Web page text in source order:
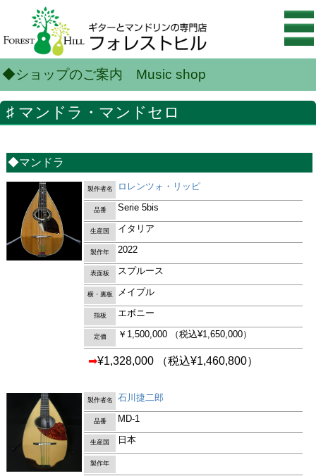
◆ショップのご案内 Music shop
♯ マンドラ・マンドセロ
◆マンドラ
製作者名 ロレンツォ・リッピ
品番 Serie 5bis
生産国 イタリア
製作年 2022
表面板 スプルース
横・裏板 メイプル
指板 エボニー
定価 ￥1,500,000 （税込¥1,650,000）
➡¥1,328,000 （税込¥1,460,800）
製作者名 石川捷二郎
品番 MD-1
生産国 日本
製作年